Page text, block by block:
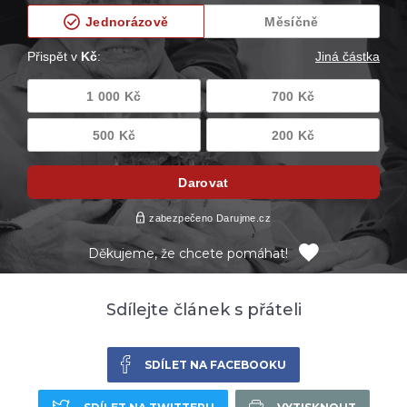
Děkujeme, že chcete pomáhat!
Sdílejte článek s přáteli
SDÍLET NA FACEBOOKU